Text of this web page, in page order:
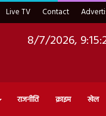
Live TV Contact
8/7/2026,
राजनीति क्राइम खेल